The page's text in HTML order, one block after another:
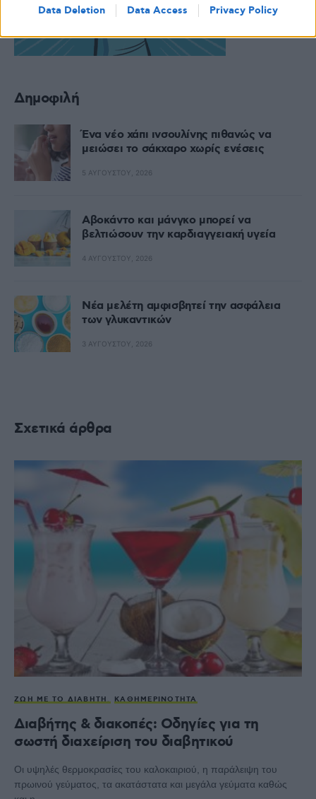
Data Deletion Data Access Privacy Policy
Δημοφιλή
Ένα νέο χάπι ινσουλίνης πιθανώς να
μειώσει το σάκχαρο χωρίς ενέσεις
5 ΑΥΓΟΎΣΤΟΥ, 2026
Αβοκάντο και μάνγκο μπορεί να
βελτιώσουν την καρδιαγγειακή υγεία
4 ΑΥΓΟΎΣΤΟΥ, 2026
Nέα μελέτη αμφισβητεί την ασφάλεια
των γλυκαντικών
3 ΑΥΓΟΎΣΤΟΥ, 2026
Σχετικά άρθρα
ΖΩΉ ΜΕ ΤΟ ΔΙΑΒΉΤΗ ΚΑΘΗΜΕΡΙΝΌΤΗΤΑ
Διαβήτης & διακοπές: Οδηγίες για τη
σωστή διαχείριση του διαβητικού
Οι υψηλές θερμοκρασίες του καλοκαιριού, η παράλειψη του
πρωινού γεύματος, τα ακατάστατα και μεγάλα γεύματα καθώς